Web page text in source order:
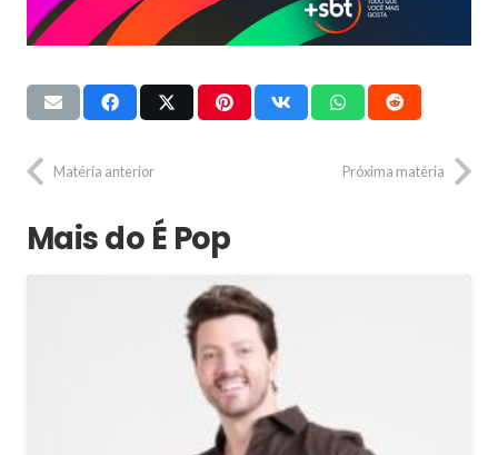
Matéria anterior Próxima matéria
Mais do É Pop